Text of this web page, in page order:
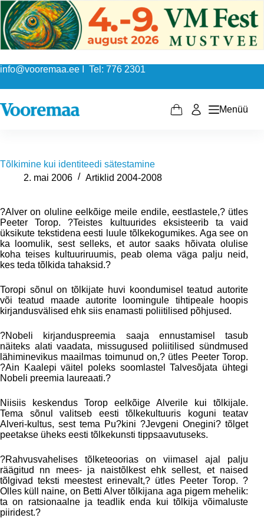
Skip
to
content
info@vooremaa.ee I Tel: 776 2301
Shopping
Menüü
Tõlkimine kui identiteedi sätestamine
2. mai 2006
Artiklid 2004-2008
?Alver on oluline eelkõige meile endile, eestlastele,? ütles
Peeter Torop. ?Teistes kultuurides eksisteerib ta vaid
üksikute tekstidena eesti luule tõlkekogumikes. Aga see on
ka loomulik, sest selleks, et autor saaks hõivata olulise
koha teises kultuuriruumis, peab olema väga palju neid,
kes teda tõlkida tahaksid.?
Toropi sõnul on tõlkijate huvi koondumisel teatud autorite
või teatud maade autorite loomingule tihtipeale hoopis
kirjandusvälised ehk siis enamasti poliitilised põhjused.
?Nobeli kirjanduspreemia saaja ennustamisel tasub
näiteks alati vaadata, missugused poliitilised sündmused
lähiminevikus maailmas toimunud on,? ütles Peeter Torop.
?Ain Kaalepi väitel poleks soomlastel Talvesõjata ühtegi
Nobeli preemia laureaati.?
Niisiis keskendus Torop eelkõige Alverile kui tõlkijale.
Tema sõnul valitseb eesti tõlkekultuuris koguni teatav
Alveri-kultus, sest tema Pu?kini ?Jevgeni Onegini? tõlget
peetakse üheks eesti tõlkekunsti tippsaavutuseks.
?Rahvusvahelises tõlketeoorias on viimasel ajal palju
räägitud nn mees- ja naistõlkest ehk sellest, et naised
tõlgivad teksti meestest erinevalt,? ütles Peeter Torop. ?
Olles küll naine, on Betti Alver tõlkijana aga pigem mehelik:
ta on ratsionaalne ja teadlik enda kui tõlkija võimaluste
piiridest.?